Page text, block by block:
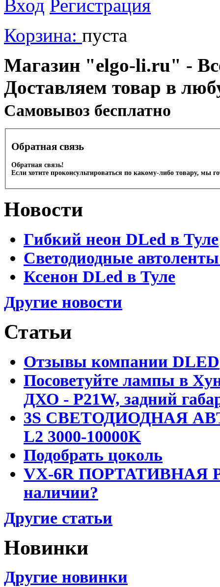
Вход Регистрация
Корзина: пуста
Магазин "elgo-li.ru" -
Доставляем товар в
Cамовывоз бесплатно
Обратная связь
Обратная связь!
Если хотите проконсультироваться по какому-либо товару, мы
Новости
Гибкий неон DLed в Туле
Светодиодные
Ксенон DLed в Туле
Другие новости
Статьи
Отзывы компании DLED
Посоветуйте лампы в
ДХО - P21W, задний
3S СВЕТОДИОДНАЯ
L2 3000-10000K
Подобрать цоколь
VX-6R ПОРТАТИВНАЯ
наличии?
Другие статьи
Новинки
Другие новинки